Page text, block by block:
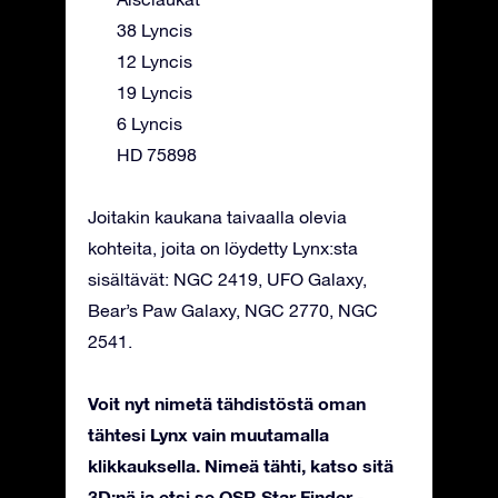
38 Lyncis
12 Lyncis
19 Lyncis
6 Lyncis
HD 75898
Joitakin kaukana taivaalla olevia
kohteita, joita on löydetty Lynx:sta
sisältävät: NGC 2419, UFO Galaxy,
Bear’s Paw Galaxy, NGC 2770, NGC
2541.
Voit nyt nimetä tähdistöstä oman
tähtesi Lynx vain muutamalla
klikkauksella. Nimeä tähti, katso sitä